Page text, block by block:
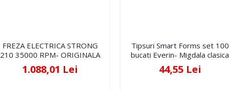
FREZA ELECTRICA STRONG
210 35000 RPM- ORIGINALA
1.088,01 Lei
Tipsuri Smart Forms set 100
bucati Everin- Migdala clasica
44,55 Lei